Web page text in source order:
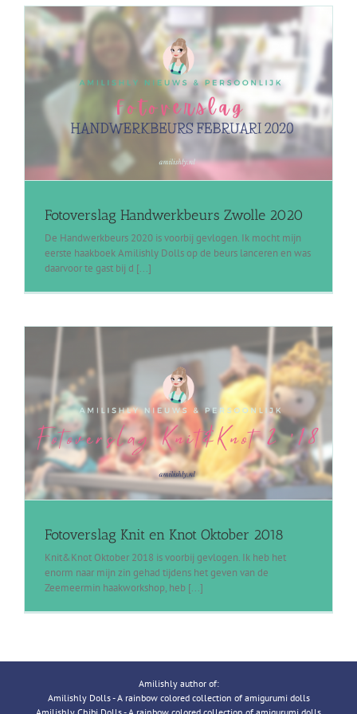
Fotoverslag Handwerkbeurs Zwolle 2020
De Handwerkbeurs 2020 is voorbij gevlogen. Ik mocht mijn
eerste haakboek Amilishly Dolls op de beurs lanceren en was
daarvoor te gast bij d [...]
Fotoverslag Knit en Knot Oktober 2018
Knit&Knot Oktober 2018 is voorbij gevlogen. Ik heb het
enorm naar mijn zin gehad tijdens het geven van de
Zeemeermin haakworkshop, heb [...]
Amilishly author of:
Amilishly Dolls - A rainbow colored collection of amigurumi dolls